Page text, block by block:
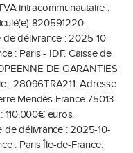
intracommunautaire :
820591220.
de délivrance : 2025-10-
: Paris - IDF. Caisse de
DE GARANTIES
: 28096TRA211. Adresse
Mendès France 75013
110.000€ euros.
de délivrance : 2025-10-
: Paris Île-de-France.